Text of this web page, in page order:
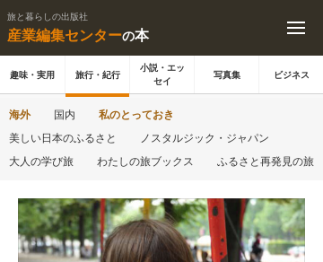
旅と暮らしの出版社
産業編集センターの本
趣味・実用 旅行・紀行
小説・エッ
セイ
写真集 ビジネス
海外 国内
私のとっておき
美しい日本のふるさと
ノスタルジック・ジャパン
大人の学び旅
わたしの旅ブックス ふるさと再発見の旅